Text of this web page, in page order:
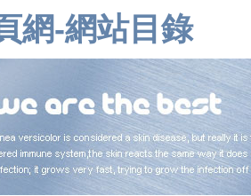
網-網站目錄